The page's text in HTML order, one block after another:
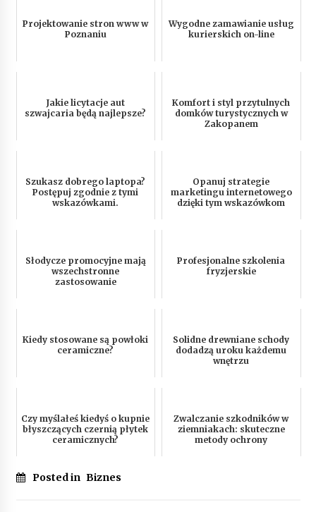
Projektowanie stron www w
Poznaniu
Wygodne zamawianie usług
kurierskich on-line
Jakie licytacje aut
szwajcaria będą najlepsze?
Komfort i styl przytulnych
domków turystycznych w
Zakopanem
Szukasz dobrego laptopa?
Postępuj zgodnie z tymi
wskazówkami.
Opanuj strategie
marketingu internetowego
dzięki tym wskazówkom
Słodycze promocyjne mają
wszechstronne
zastosowanie
Profesjonalne szkolenia
fryzjerskie
Kiedy stosowane są powłoki
ceramiczne?
Solidne drewniane schody
dodadzą uroku każdemu
wnętrzu
Czy myślałeś kiedyś o kupnie
błyszczących czernią płytek
ceramicznych?
Zwalczanie szkodników w
ziemniakach: skuteczne
metody ochrony
Posted in Biznes